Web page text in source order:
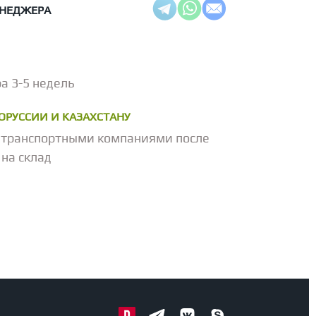
3-5 недель
И КАЗАХСТАНУ
компаниями после
склад